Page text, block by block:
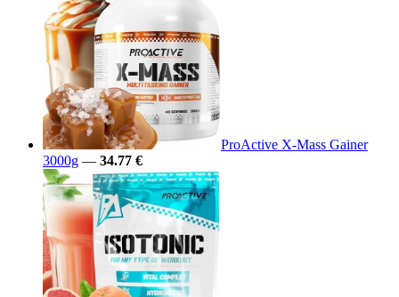
ProActive X-Mass Gainer
3000g — 34.77 €